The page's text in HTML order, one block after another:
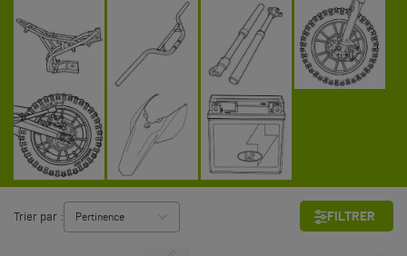
Trier par : FILTRER